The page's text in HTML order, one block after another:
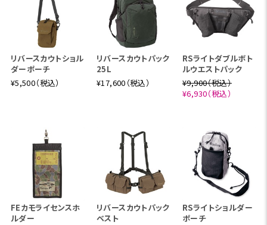
リバースカウトショル
ダーポーチ
¥5,500（税込）
リバースカウトパック
25L
¥17,600（税込）
RSライトダブルボト
ルウエストパック
¥9,900（税込）
¥6,930（税込）
FEカモライセンスホ
ルダー
リバースカウトパック
ベスト
RSライトショルダー
ポーチ